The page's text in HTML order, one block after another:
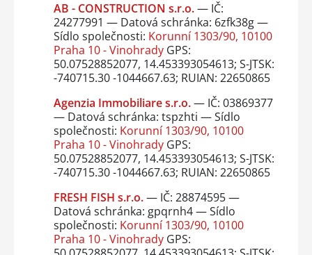
AB - CONSTRUCTION s.r.o.— IČ:
24277991 — Datová schránka: 6zfk38g —
Sídlo společnosti: Korunní 1303/90, 10100
Praha 10 - VinohradyGPS:
50.07528852077, 14.453393054613; S-JTSK:
-740715.30 -1044667.63; RUIAN: 22650865
Agenzia Immobiliare s.r.o.— IČ: 03869377
— Datová schránka: tspzhti — Sídlo
společnosti: Korunní 1303/90, 10100
Praha 10 - VinohradyGPS:
50.07528852077, 14.453393054613; S-JTSK:
-740715.30 -1044667.63; RUIAN: 22650865
FRESH FISH s.r.o.— IČ: 28874595 —
Datová schránka: gpqrnh4 — Sídlo
společnosti: Korunní 1303/90, 10100
Praha 10 - VinohradyGPS: